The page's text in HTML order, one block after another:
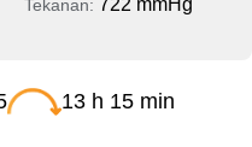
Tekanan: 722 mmHg
13 h 15 min